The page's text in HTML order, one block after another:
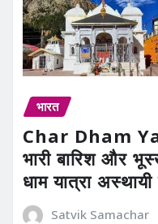
भारत
Char Dham
भारी बारिश और
धाम यात्रा
Satvik Samachar